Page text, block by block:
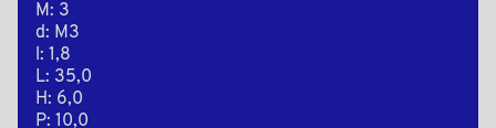
M: 3
d: M3
l: 1,8
L: 35,0
H: 6,0
P: 10,0